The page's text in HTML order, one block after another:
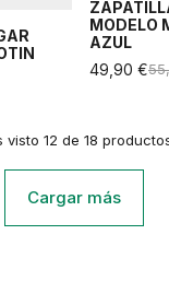
MODELO
AZUL
49,90 €
visto 12 de 18
Cargar más